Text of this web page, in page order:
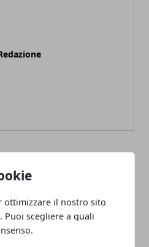
ottimizzare il nostro sito
Puoi scegliere a quali